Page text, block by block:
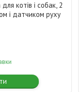
котів і собак, 2
і датчиком руху